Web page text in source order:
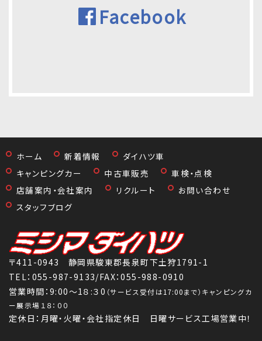
Facebook
ホーム 新着情報
ダイハツ車
キャンピングカー
中古車販売
車検・点検
店舗案内・会社案内
リクルート
お問い合わせ
スタッフブログ
〒411-0943 静岡県駿東郡長泉町下土狩1791-1
TEL： 055-987-9133/FAX：055-988-0910
営業時間：9:00～1８:３0 （サービス受付は17:00まで）キャンピングカ
ー展示場１８：００
定休日：月曜・火曜・会社指定休日 日曜サービス工場営業中！